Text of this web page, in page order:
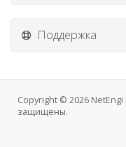
Поддержка
Copyright © 2026
защищены.